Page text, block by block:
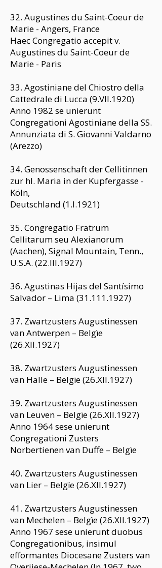
32. Augustines du Saint-Coeur de
Marie - Angers, France
Haec Congregatio accepit v.
Augustines du Saint-Coeur de
Marie - Paris
33. Agostiniane del Chiostro della
Cattedrale di Lucca (9.VII.1920)
Anno 1982 se unierunt
Congregationi Agostiniane della SS.
Annunziata di S. Giovanni Valdarno
(Arezzo)
34. Genossenschaft der Cellitinnen
zur hl. Maria in der Kupfergasse -
Köln,
Deutschland (1.I.1921)
35. Congregatio Fratrum
Cellitarum seu Alexianorum
(Aachen), Signal Mountain, Tenn.,
U.S.A. (22.III.1927)
36. Agustinas Hijas del Santísimo
Salvador – Lima (31.111.1927)
37. Zwartzusters Augustinessen
van Antwerpen – Belgïe
(26.XII.1927)
38. Zwartzusters Augustinessen
van Halle – Belgïe (26.XII.1927)
39. Zwartzusters Augustinessen
van Leuven – Belgïe (26.XII.1927)
Anno 1964 sese unierunt
Congregationi Zusters
Norbertienen van Duffe – Belgïe
40. Zwartzusters Augustinessen
van Lier – Belgïe (26.XII.1927)
41. Zwartzusters Augustinessen
van Mechelen – Belgïe (26.XII.1927)
Anno 1967 sese unierunt duobus
Congregationibus, insimul
efformantes Diocesane Zusters van